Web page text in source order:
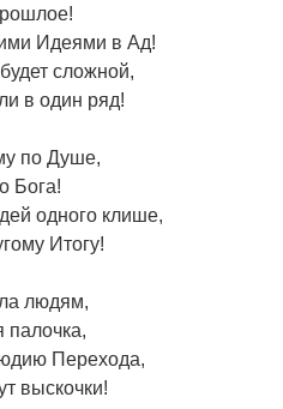
Идеями в Ад!
сложной,
в один ряд!
по Душе,
Бога!
одного клише,
Итогу!
людям,
палочка,
Перехода,
выскочки!